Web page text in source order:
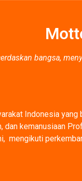
bangsa,
Indonesia yang
dan kemanusiaan
mengikuti